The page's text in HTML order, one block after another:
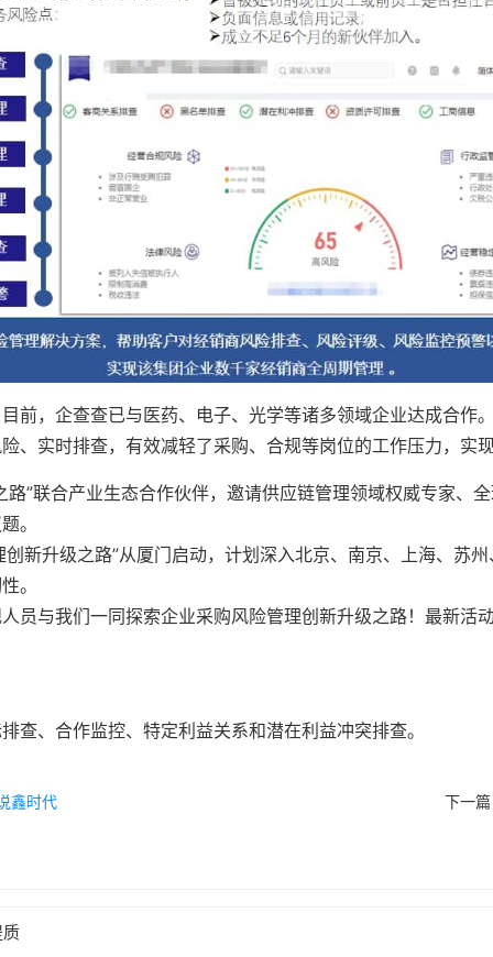
前，企查查已与医药、电子、光学等诸多领域企业达成合作
、实时排查，有效减轻了采购、合规等岗位的工作压力，实
”联合产业生态合作伙伴，邀请供应链管理领域权威专家、
。
升级之路”从厦门启动，计划深入北京、南京、上海、苏
。
员与我们一同探索企业采购风险管理创新升级之路！最新活
查、合作监控、特定利益关系和潜在利益冲突排查。
鑫时代 下一